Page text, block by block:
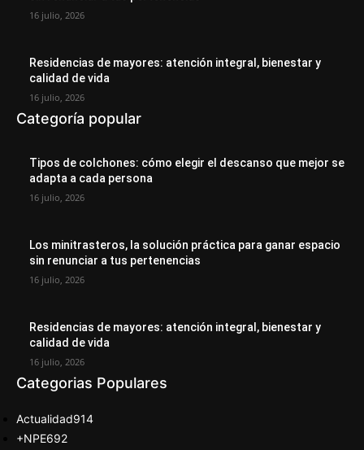
16 julio, 2026
Residencias de mayores: atención integral, bienestar y
calidad de vida
16 julio, 2026
Categoría popular
Tipos de colchones: cómo elegir el descanso que mejor se
adapta a cada persona
16 julio, 2026
Los minitrasteros, la solución práctica para ganar espacio
sin renunciar a tus pertenencias
16 julio, 2026
Residencias de mayores: atención integral, bienestar y
calidad de vida
16 julio, 2026
Categorias Populares
Actualidad914
+NPE692